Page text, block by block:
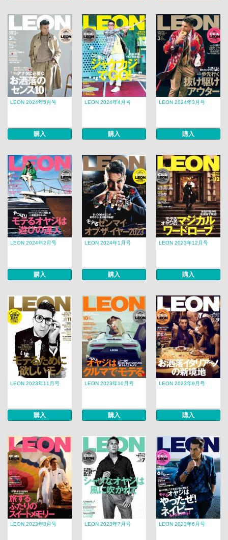
LEON 2024年5月号
購入
LEON 2024年4月号
購入
LEON 2024年3月号
購入
LEON 2024年2月号
購入
LEON 2024年1月号
購入
LEON 2023年12月号
購入
LEON 2023年11月号
購入
LEON 2023年10月号
購入
LEON 2023年9月号
購入
LEON 2023年8月号 LEON 2023年7月号 LEON 2023年6月号